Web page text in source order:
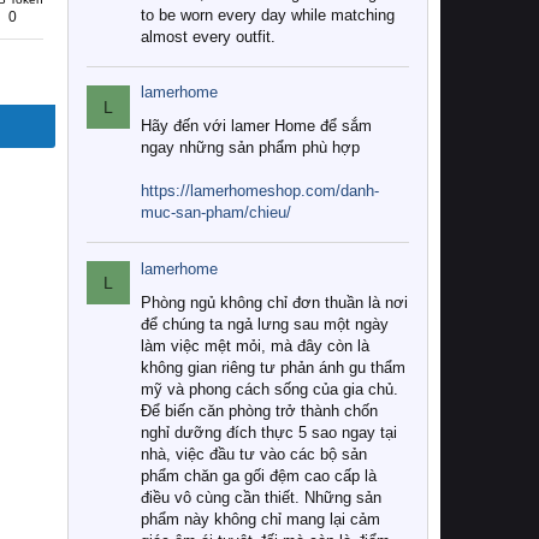
0
to be worn every day while matching
almost every outfit.
L
lamerhome
Hãy đến với lamer Home để sắm
ngay những sản phẩm phù hợp
https://lamerhomeshop.com/danh-
muc-san-pham/chieu/
L
lamerhome
Phòng ngủ không chỉ đơn thuần là nơi
để chúng ta ngả lưng sau một ngày
làm việc mệt mỏi, mà đây còn là
không gian riêng tư phản ánh gu thẩm
mỹ và phong cách sống của gia chủ.
Để biến căn phòng trở thành chốn
nghỉ dưỡng đích thực 5 sao ngay tại
nhà, việc đầu tư vào các bộ sản
phẩm chăn ga gối đệm cao cấp là
điều vô cùng cần thiết. Những sản
phẩm này không chỉ mang lại cảm